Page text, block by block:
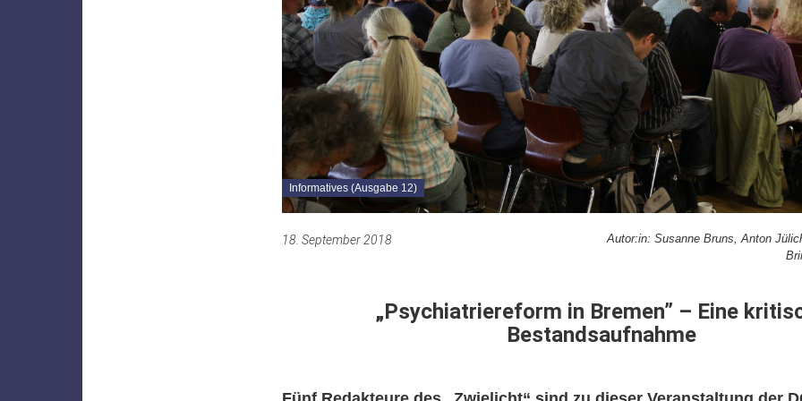
Informatives (Ausgabe 12)
18. September 2018
Autor:in: Susanne Bruns, Anton
„Psychiatriereform in Bremen” – Eine
Bestandsaufnahme